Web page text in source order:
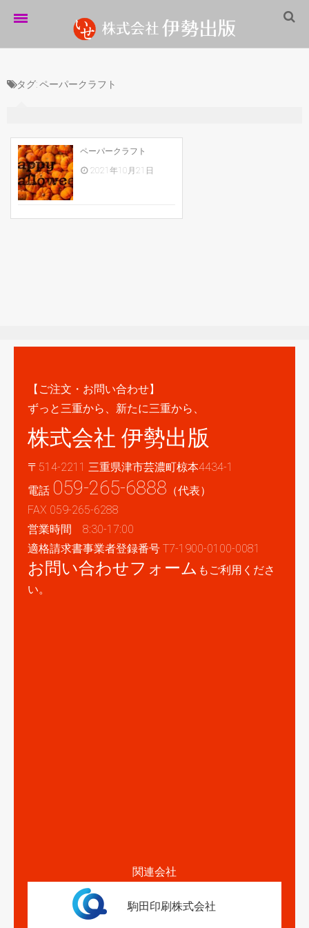
伊勢出版だより
制作実績
企業情報
採用情報
タグ:ペーパークラフト
ペーパークラフト
2021年10月21日
【ご注文・お問い合わせ】
ずっと三重から、新たに三重から、
株式会社 伊勢出版
〒514-2211 三重県津市芸濃町椋本4434-1
電話 059-265-6888 （代表）
FAX 059-265-6288
営業時間 8:30-17:00
適格請求書事業者登録番号 T7-1900-0100-0081
お問い合わせフォーム もご利用くださ
い。
関連会社
駒田印刷株式会社